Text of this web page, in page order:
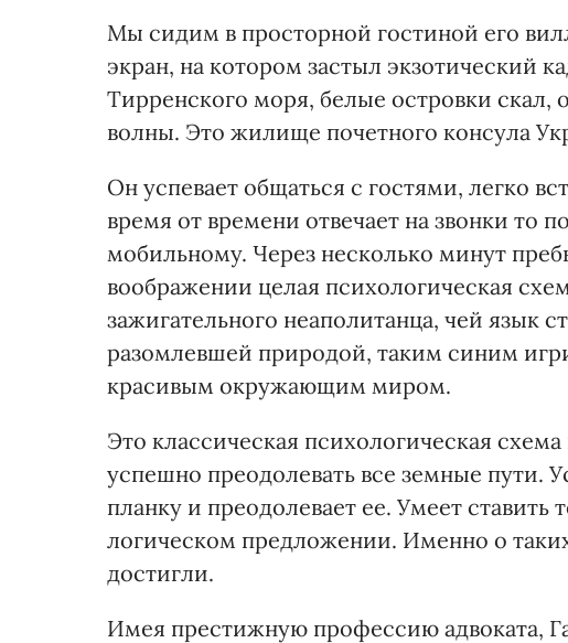
Мы сидим в просторной гостиной его
экран, на котором застыл экзотический
Тирренского моря, белые островки скал,
волны. Это жилище почетного консула
Он успевает общаться с гостями, легко
время от времени отвечает на звонки то
мобильному. Через несколько минут
воображении целая психологическая
зажигательного неаполитанца, чей язык
разомлевшей природой, таким синим
красивым окружающим миром.
Это классическая психологическая
успешно преодолевать все земные пути.
планку и преодолевает ее. Умеет ставить
логическом предложении. Именно о
достигли.
Имея престижную профессию адвоката,